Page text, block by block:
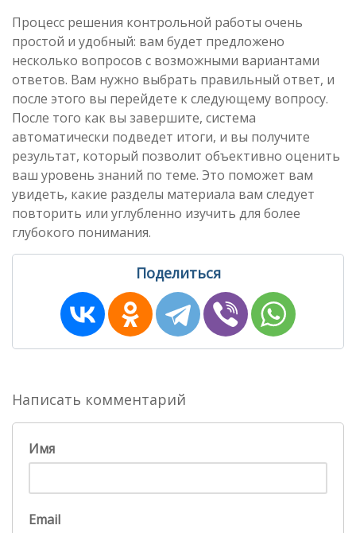
Процесс решения контрольной работы очень
простой и удобный: вам будет предложено
несколько вопросов с возможными вариантами
ответов. Вам нужно выбрать правильный ответ, и
после этого вы перейдете к следующему вопросу.
После того как вы завершите, система
автоматически подведет итоги, и вы получите
результат, который позволит объективно оценить
ваш уровень знаний по теме. Это поможет вам
увидеть, какие разделы материала вам следует
повторить или углубленно изучить для более
глубокого понимания.
Поделиться
Написать комментарий
Имя
Email